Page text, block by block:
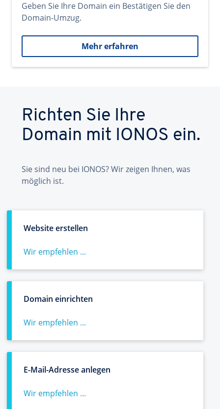
Geben Sie Ihre Domain ein Bestätigen Sie den
Domain-Umzug.
Mehr erfahren
Richten Sie Ihre
Domain mit IONOS ein.
Sie sind neu bei IONOS? Wir zeigen Ihnen, was
möglich ist.
Website erstellen
Wir empfehlen ...
Domain einrichten
Wir empfehlen ...
E-Mail-Adresse anlegen
Wir empfehlen ...